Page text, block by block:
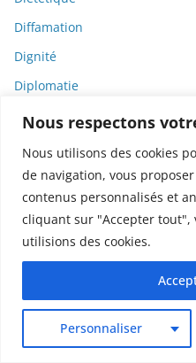
Nous respectons
Nous utilisons des cookies
de navigation, vous
contenus personnalisés et
cliquant sur "Accepter tout",
utilisions des cookies.
Personnaliser
Diffamation
Dignité
Diplomatie
Dispositifs médicaux
Doctolib
Documentaire
DODGE
Donald Trump
Droit